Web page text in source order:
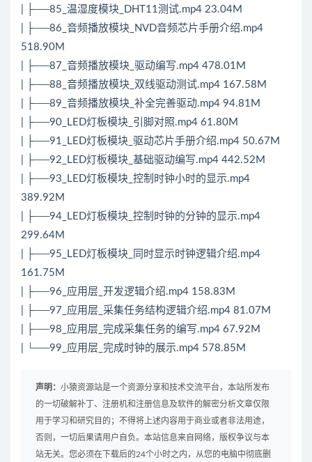
| ├──85_温湿度模块_DHT11测试.mp4 23.04M
| ├──86_音频播放模块_NVD音频芯片手册介绍.mp4
518.90M
| ├──87_音频播放模块_驱动编写.mp4 478.01M
| ├──88_音频播放模块_双线驱动测试.mp4 167.58M
| ├──89_音频播放模块_补全完善驱动.mp4 94.81M
| ├──90_LED灯板模块_引脚对照.mp4 61.80M
| ├──91_LED灯板模块_驱动芯片手册介绍.mp4 50.67M
| ├──92_LED灯板模块_基础驱动编写.mp4 442.52M
| ├──93_LED灯板模块_控制时钟小时的显示.mp4
389.92M
| ├──94_LED灯板模块_控制时钟的分钟的显示.mp4
299.64M
| ├──95_LED灯板模块_同时显示时钟逻辑介绍.mp4
161.75M
| ├──96_应用层_开发逻辑介绍.mp4 158.83M
| ├──97_应用层_采集任务结构逻辑介绍.mp4 81.07M
| ├──98_应用层_完成采集任务的编写.mp4 67.92M
| └──99_应用层_完成时钟的展示.mp4 578.85M
声明： 小猿资源站是一个资源分享和技术交流平台，本站所发布
的一切破解补丁、注册机和注册信息及软件的解密分析文章仅限
用于学习和研究目的；不得将上述内容用于商业或者非法用途，
否则，一切后果请用户自负。本站信息来自网络，版权争议与本
站无关。您必须在下载后的24个小时之内，从您的电脑中彻底删